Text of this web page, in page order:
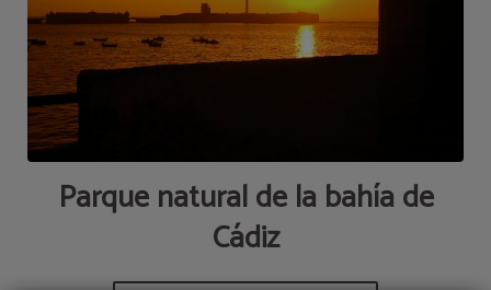
Parque natural de la bahía de
Cádiz